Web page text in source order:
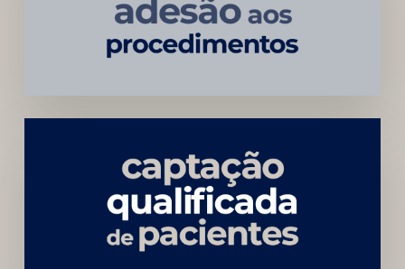
da
Marca
Carreira
Médica
Mais
Próspera